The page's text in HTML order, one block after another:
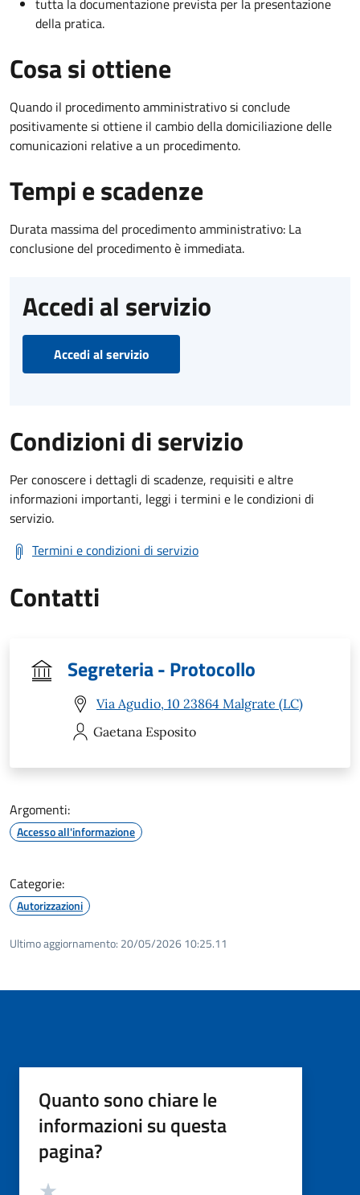
tutta la documentazione prevista per la presentazione
della pratica.
Cosa si ottiene
Quando il procedimento amministrativo si conclude
positivamente si ottiene il cambio della domiciliazione delle
comunicazioni relative a un procedimento.
Tempi e scadenze
Durata massima del procedimento amministrativo: La
conclusione del procedimento è immediata.
Accedi al servizio
Accedi al servizio
Condizioni di servizio
Per conoscere i dettagli di scadenze, requisiti e altre
informazioni importanti, leggi i termini e le condizioni di
servizio.
Termini e condizioni di servizio
Contatti
Segreteria - Protocollo
Via Agudio, 10 23864 Malgrate (LC)
Gaetana Esposito
Argomenti:
Accesso all'informazione
Categorie:
Autorizzazioni
Ultimo aggiornamento: 20/05/2026 10:25.11
Quanto sono chiare le
informazioni su questa
pagina?
Valutazione